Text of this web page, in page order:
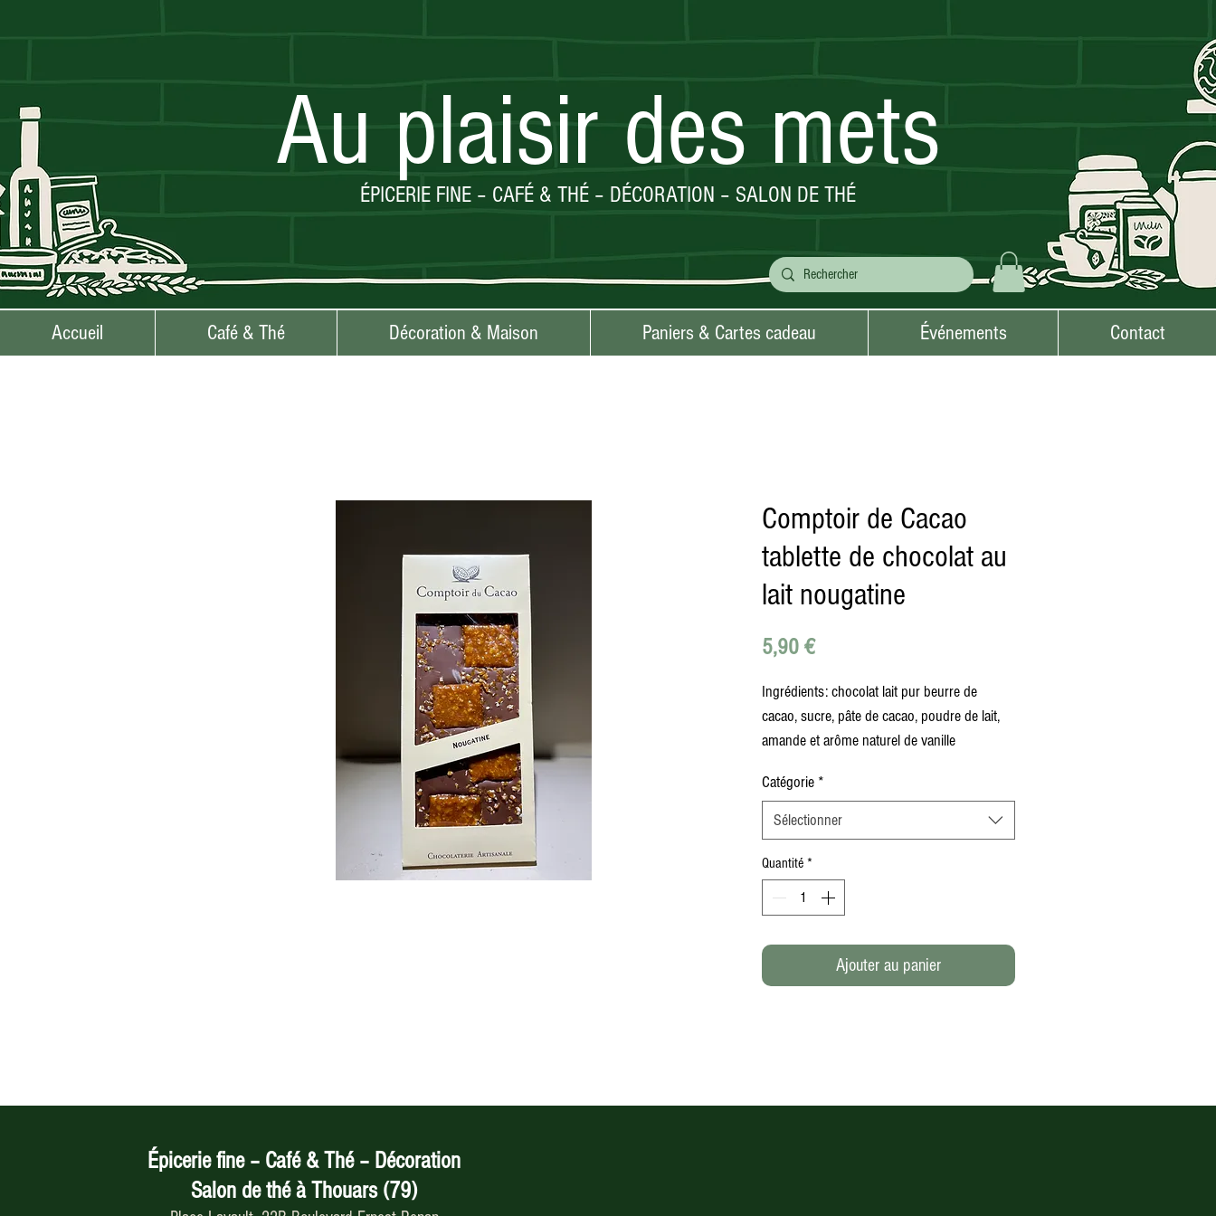
Au plaisir des mets
ÉPICERIE FINE – CAFÉ & THÉ – DÉCORATION – SALON DE THÉ
Accueil Café & Thé Décoration & Maison Paniers & Cartes cadeau Événements Contact
Comptoir de Cacao
tablette de chocolat au
lait nougatine
5,90 €Prix
Ingrédients: chocolat lait pur beurre de
cacao, sucre, pâte de cacao, poudre de lait,
amande et arôme naturel de vanille
Catégorie *
Sélectionner
Quantité *
Ajouter au panier
Épicerie fine – Café & Thé – Décoration
Salon de thé à Thouars (79)